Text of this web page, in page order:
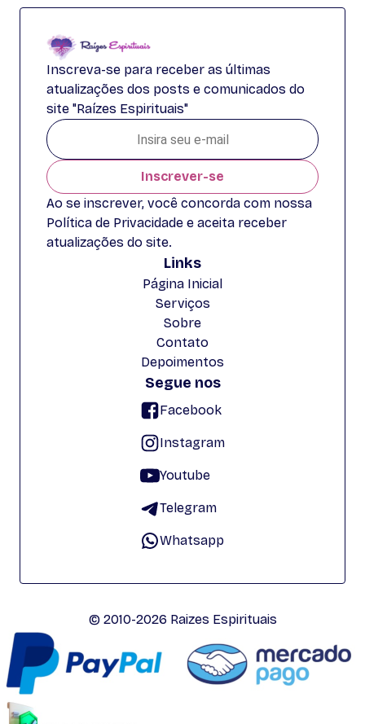
Inscreva-se para receber as últimas
atualizações dos posts e comunicados do
site "Raízes Espirituais"
Inscrever-se
Ao se inscrever, você concorda com nossa
Política de Privacidade e aceita receber
atualizações do site.
Links
Página Inicial
Serviços
Sobre
Contato
Depoimentos
Segue nos
Facebook
Instagram
Youtube
Telegram
Whatsapp
© 2010-2026 Raizes Espirituais